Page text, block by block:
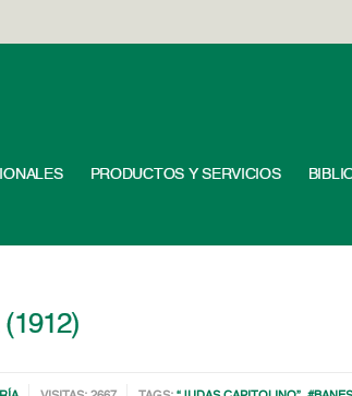
PRODUCTOS Y SERVICIOS